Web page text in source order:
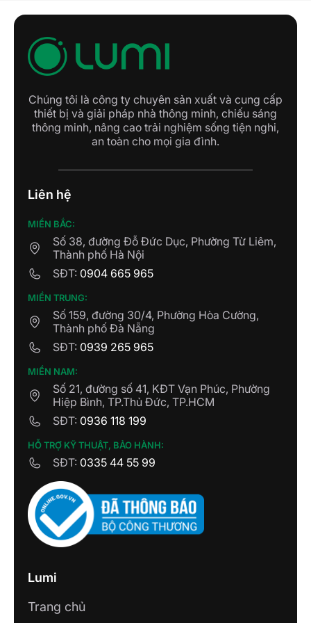
Cảm biến thông minh không chỉ giúp bạn bật/tắt
đèn nhanh nhạy hoặc điều khiển các thiết bị
thông minh khác hoạt động theo quy tắc mong
muốn, mà còn có thể đo lường thông tin từ môi
trường như nhiệt độ, độ ẩm,…
2. Các loại Cảm biến thông minh của
Lumi
2.1. Cảm biến hiện diện
Cảm biến hiện diện Lumi dùng để phát hiện sự
hiện diện của người trong khu vực giám sát, được
tích hợp 2 công nghệ cảm biến PIR (cảm biến
hồng ngoại) và Radar (cảm biến vi sóng), đồng
tần số sóng liên tục).
Chúng tôi là công ty chuyên sản xuất và cung cấp
thiết bị và giải pháp nhà thông minh, chiếu sáng
thông minh, nâng cao trải nghiệm sống tiện nghi,
an toàn cho mọi gia đình.
Liên hệ
MIỀN BẮC:
Số 38, đường Đỗ Đức Dục, Phường Từ Liêm,
Thành phố Hà Nội
SĐT: 0904 665 965
MIỀN TRUNG:
Số 159, đường 30/4, Phường Hòa Cường,
Thành phố Đà Nẵng
SĐT: 0939 265 965
MIỀN NAM:
Số 21, đường số 41, KĐT Vạn Phúc, Phường
Hiệp Bình, TP.Thủ Đức, TP.HCM
SĐT: 0936 118 199
HỖ TRỢ KỸ THUẬT, BẢO HÀNH:
SĐT: 0335 44 55 99
Lumi
Trang chủ